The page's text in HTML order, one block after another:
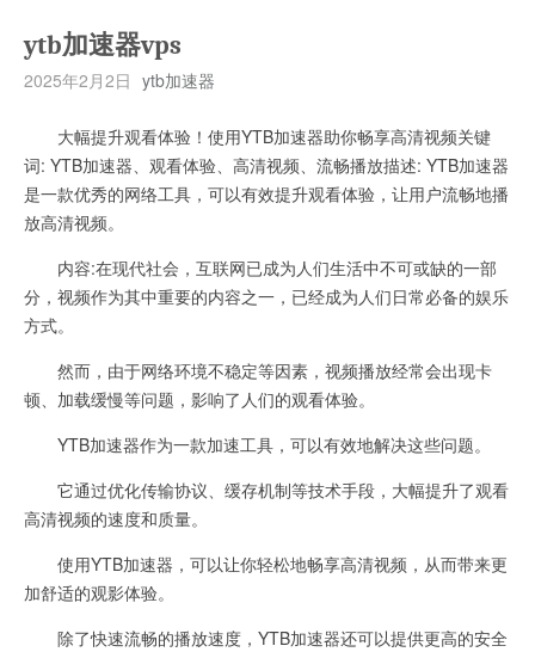
ytb加速器vps
2025年2月2日 ytb加速器
大幅提升观看体验！使用YTB加速器助你畅享高清视频关键
词: YTB加速器、观看体验、高清视频、流畅播放描述: YTB加速器
是一款优秀的网络工具，可以有效提升观看体验，让用户流畅地播
放高清视频。
内容:在现代社会，互联网已成为人们生活中不可或缺的一部
分，视频作为其中重要的内容之一，已经成为人们日常必备的娱乐
方式。
然而，由于网络环境不稳定等因素，视频播放经常会出现卡
顿、加载缓慢等问题，影响了人们的观看体验。
YTB加速器作为一款加速工具，可以有效地解决这些问题。
它通过优化传输协议、缓存机制等技术手段，大幅提升了观看
高清视频的速度和质量。
使用YTB加速器，可以让你轻松地畅享高清视频，从而带来更
加舒适的观影体验。
除了快速流畅的播放速度，YTB加速器还可以提供更高的安全